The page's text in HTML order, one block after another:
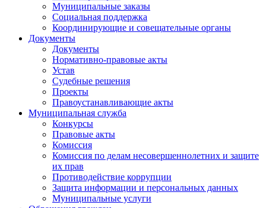
Муниципальные заказы
Социальная поддержка
Координирующие и совещательные органы
Документы
Документы
Нормативно-правовые акты
Устав
Судебные решения
Проекты
Правоустанавливающие акты
Муниципальная служба
Конкурсы
Правовые акты
Комиссия
Комиссия по делам несовершеннолетних и защите
их прав
Противодействие коррупции
Защита информации и персональных данных
Муниципальные услуги